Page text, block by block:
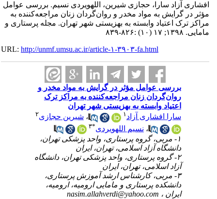
افشاری آزاد سارا، حجازی شیرین، اللهویردی نسیم. بررسی عوامل
مؤثر در گرایش به مواد مخدر و روان‌گردان زنان مراجعه‌کننده به
مراکز ترک اعتیاد وابسته به بهزیستی شهر تهران. مجله پرستاری و
مامایی. ۱۳۹۸; ۱۷ (۱۰) :۸۲۶-۸۳۹
URL:http://unmf.umsu.ac.ir/article-۱-۳۹۰۳-fa.html
بررسی عوامل مؤثر در گرایش به مواد مخدر و
روان‌گردان زنان مراجعه‌کننده به مراکز ترک
اعتیاد وابسته به بهزیستی شهر تهران
سارا افشاری آزاد ۱ ،شیرین حجازی۲
،نسیم اللهویردی ۳
۱- مربی، گروه پرستاری، واحد پزشکی تهران،
دانشگاه آزاد اسلامی، تهران، ایران
۲- گروه پرستاری، واحد پزشکی تهران، دانشگاه
آزاد اسلامی، تهران، ایران
۳- مربی، کارشناس ارشد آموزش پرستاری،
دانشکده پرستاری و مامایی ارومیه، ارومیه،
ایران ، nasim.allahverdi@yahoo.com